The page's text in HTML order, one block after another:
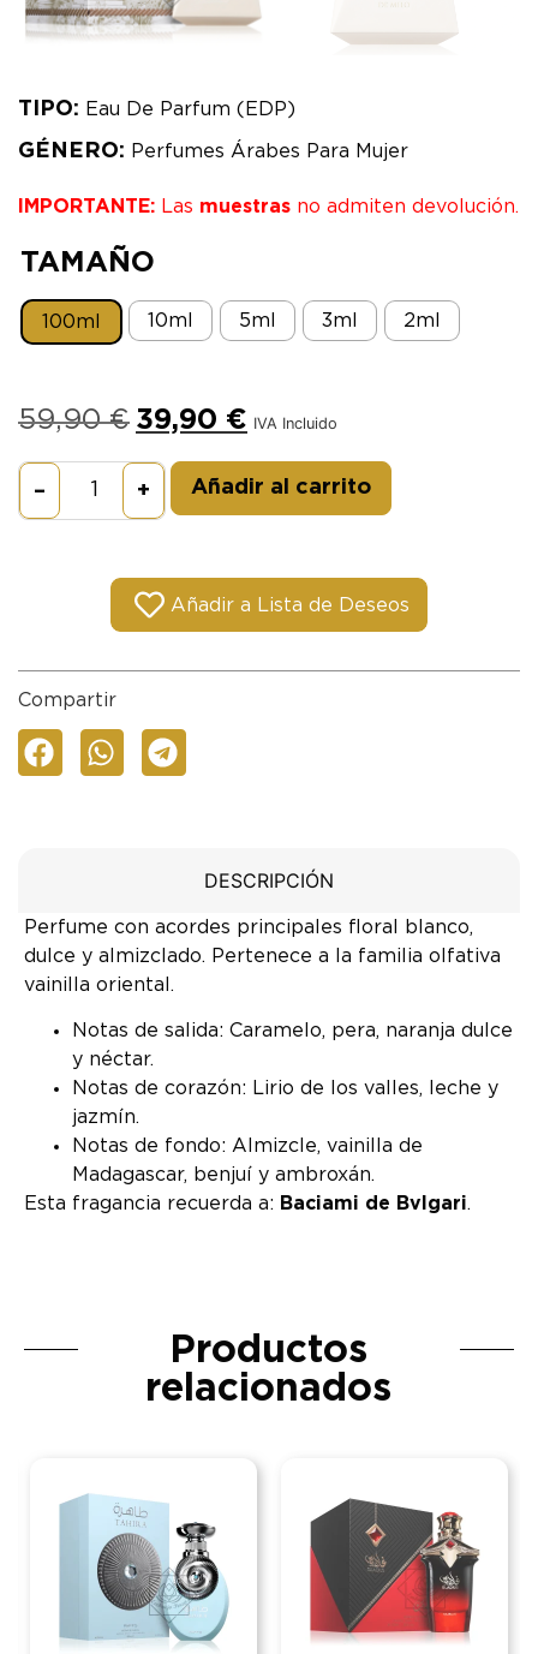
TIPO: Eau De Parfum (EDP)
GÉNERO: Perfumes Árabes Para Mujer
IMPORTANTE: Las muestras no admiten devolución.
TAMAÑO
100ml 10ml 5ml 3ml 2ml
59,90€ 39,90 € IVA Incluido
– + Añadir al carrito
Añadir a Lista de Deseos
Compartir
DESCRIPCIÓN
Perfume con acordes principales floral blanco,
dulce y almizclado. Pertenece a la familia olfativa
vainilla oriental.
Notas de salida: Caramelo, pera, naranja dulce
y néctar.
Notas de corazón: Lirio de los valles, leche y
jazmín.
Notas de fondo: Almizcle, vainilla de
Madagascar, benjuí y ambroxán.
Esta fragancia recuerda a: Baciami de Bvlgari.
Productos
relacionados